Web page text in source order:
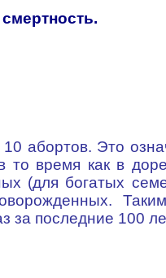
абортов. Это
то время как в
(для богатых
за последние 100